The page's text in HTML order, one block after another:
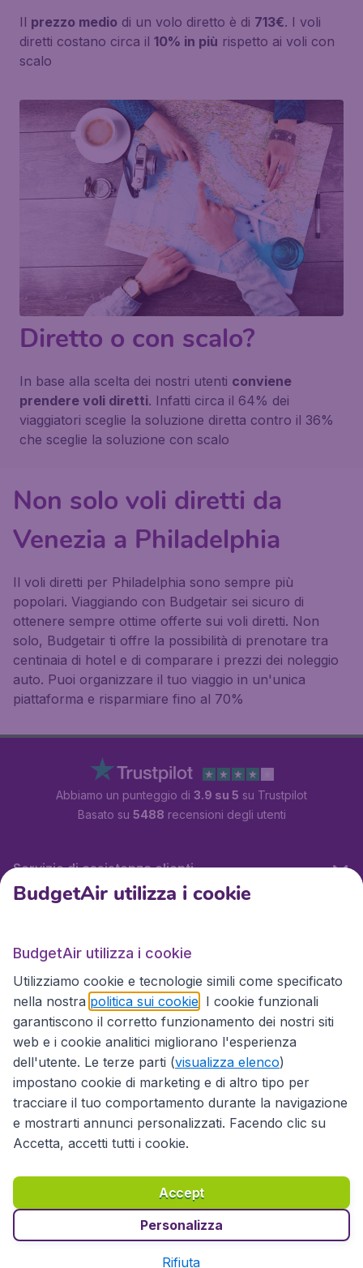
Il prezzo medio di un volo diretto è di 713€. I voli
diretti costano circa il 10% in più rispetto ai voli con
scalo
Diretto o con scalo?
In base alla scelta dei nostri utenti conviene
prendere voli diretti. Infatti circa il 64% dei
viaggiatori sceglie la soluzione diretta contro il 36%
che sceglie la soluzione con scalo
Non solo voli diretti da
Venezia a Philadelphia
Il voli diretti per Philadelphia sono sempre più
popolari. Viaggiando con Budgetair sei sicuro di
ottenere sempre ottime offerte sui voli diretti. Non
solo, Budgetair ti offre la possibilità di prenotare tra
centinaia di hotel e di comparare i prezzi dei noleggio
auto. Puoi organizzare il tuo viaggio in un'unica
piattaforma e risparmiare fino al 70%
Abbiamo un punteggio di 3.9 su 5 su Trustpilot
Basato su 5488 recensioni degli utenti
Servizio di assistenza clienti
Siti internazionali
Esonero di responsabilità
Diritto d'autore © 2026
BudgetAir utilizza i cookie
BudgetAir utilizza i cookie
Utilizziamo cookie e tecnologie simili come specificato
nella nostra politica sui cookie . I cookie funzionali
garantiscono il corretto funzionamento dei nostri siti
web e i cookie analitici migliorano l'esperienza
dell'utente. Le terze parti (visualizza elenco)
impostano cookie di marketing e di altro tipo per
tracciare il tuo comportamento durante la navigazione
e mostrarti annunci personalizzati. Facendo clic su
Accetta, accetti tutti i cookie.
Accept
Personalizza
Rifiuta